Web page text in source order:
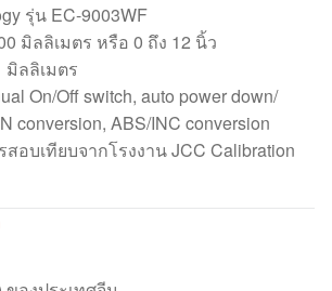
รุ่น EC-9003WF
มิลลิเมตร หรือ 0 ถึง 12 นิ้ว
มิลลิเมตร
On/Off switch, auto power down/
conversion, ABS/INC conversion
อบเทียบจากโรงงาน JCC Calibration